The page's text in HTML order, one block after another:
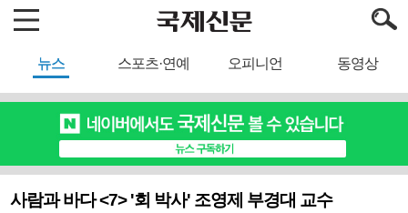
뉴스 스포츠·연예 오피니언 동영상
사람과 바다 <7> '회 박사' 조영제 부경대 교수